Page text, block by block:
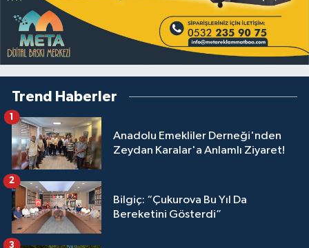
Trend Haberler
Anadolu Emekliler Derneği'nden
Zeydan Karalar'a Anlamlı Ziyaret!
1
Bilgiç: “Çukurova Bu Yıl Da
Bereketini Gösterdi”
2
3